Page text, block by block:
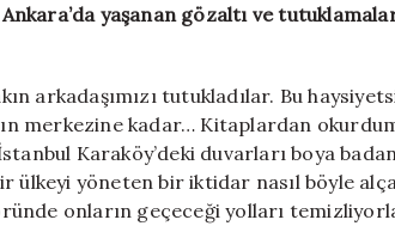
yaşanan gözaltı ve
arkadaşımızı tutukladılar. Bu
merkezine kadar… Kitaplardan
Karaköy’deki duvarları boya
ülkeyi yöneten bir iktidar nasıl böyle
onların geçeceği yolları